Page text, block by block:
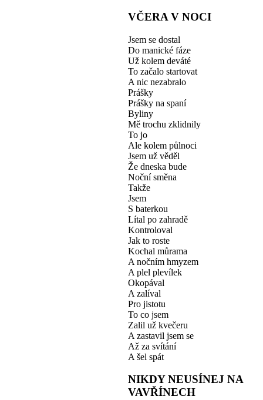
VČERA V NOCI
Jsem se dostal
Do manické fáze
Už kolem deváté
To začalo startovat
A nic nezabralo
Prášky
Prášky na spaní
Byliny
Mě trochu zklidnily
To jo
Ale kolem půlnoci
Jsem už věděl
Že dneska bude
Noční směna
Takže
Jsem
S baterkou
Lítal po zahradě
Kontroloval
Jak to roste
Kochal můrama
A nočním hmyzem
A plel plevílek
Okopával
A zalíval
Pro jistotu
To co jsem
Zalil už kvečeru
A zastavil jsem se
Až za svítání
A šel spát
NIKDY NEUSÍNEJ NA
VAVŘÍNECH